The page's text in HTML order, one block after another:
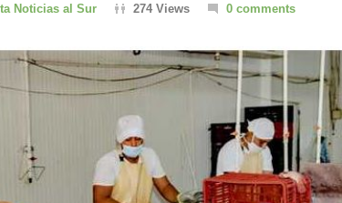
Noticias al Sur 274 Views 0 comments